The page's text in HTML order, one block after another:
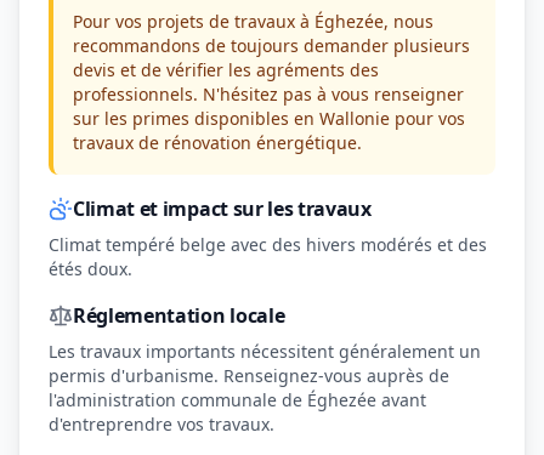
Pour vos projets de travaux à Éghezée, nous
recommandons de toujours demander plusieurs
devis et de vérifier les agréments des
professionnels. N'hésitez pas à vous renseigner
sur les primes disponibles en Wallonie pour vos
travaux de rénovation énergétique.
Climat et impact sur les travaux
Climat tempéré belge avec des hivers modérés et des
étés doux.
Réglementation locale
Les travaux importants nécessitent généralement un
permis d'urbanisme. Renseignez-vous auprès de
l'administration communale de Éghezée avant
d'entreprendre vos travaux.